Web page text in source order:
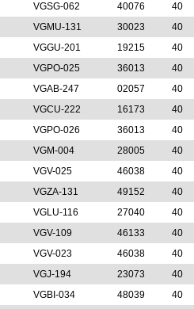
VGSG-062 40076 40
VGMU-131 30023 40
VGGU-201 19215 40
VGPO-025 36013 40
VGAB-247 02057 40
VGCU-222 16173 40
VGPO-026 36013 40
VGM-004 28005 40
VGV-025 46038 40
VGZA-131 49152 40
VGLU-116 27040 40
VGV-109 46133 40
VGV-023 46038 40
VGJ-194 23073 40
VGBI-034 48039 40